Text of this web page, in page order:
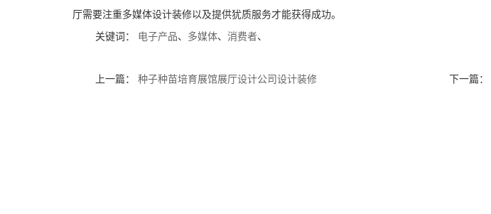
厅需要注重多媒体设计装修以及提供犹质服务才能获得成功。
关键词： 电子产品、 多媒体、 消费者、
上一篇： 种子种苗培育展馆展厅设计公司设计装修 下一篇：